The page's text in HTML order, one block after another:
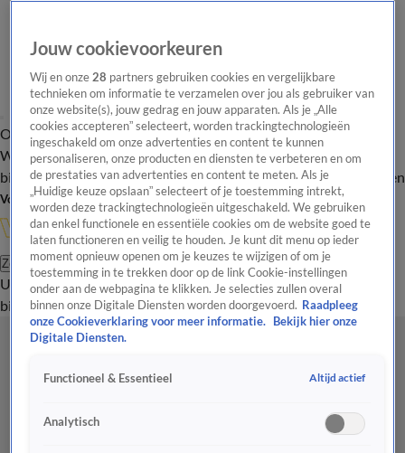
Overzicht Onze programma's Uitzendingen Onze gezichten
In de
WandelgangenInterviewsUitzending
bijwonenPodcastShopVeelgestelde vragenKijkersvraag insturen
Volg Vandaag Inside
Zoeken
UitzendingenVandaag InsideDe OranjezomerShopUitzending
bijwonen
Jouw cookievoorkeuren
Wij en onze28 partners gebruiken cookies en vergelijkbare
technieken om informatie te verzamelen over jou als gebruiker van
onze website(s), jouw gedrag en jouw apparaten. Als je „Alle
cookies accepteren” selecteert, worden trackingtechnologieën
ingeschakeld om onze advertenties en content te kunnen
personaliseren, onze producten en diensten te verbeteren en om
de prestaties van advertenties en content te meten. Als je
„Huidige keuze opslaan” selecteert of je toestemming intrekt,
worden deze trackingtechnologieën uitgeschakeld. We gebruiken
dan enkel functionele en essentiële cookies om de website goed te
laten functioneren en veilig te houden. Je kunt dit menu op ieder
moment opnieuw openen om je keuzes te wijzigen of om je
toestemming in te trekken door op de link Cookie-instellingen
onder aan de webpagina te klikken. Je selecties zullen overal
binnen onze Digitale Diensten worden doorgevoerd. Raadpleeg
onze Cookieverklaring voor meer informatie.
Bekijk hier onze
Digitale Diensten.
Functioneel & Essentieel Altijd actief
Analytisch